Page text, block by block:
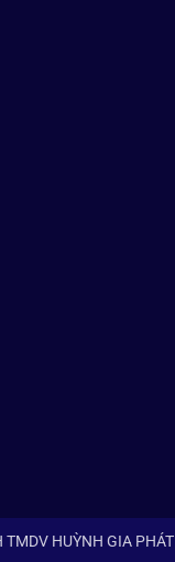
HUỲNH GIA PHÁT